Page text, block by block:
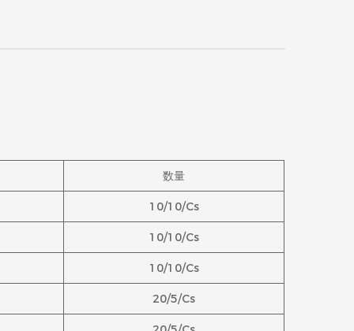
数量
10/10/Cs
10/10/Cs
10/10/Cs
20/5/Cs